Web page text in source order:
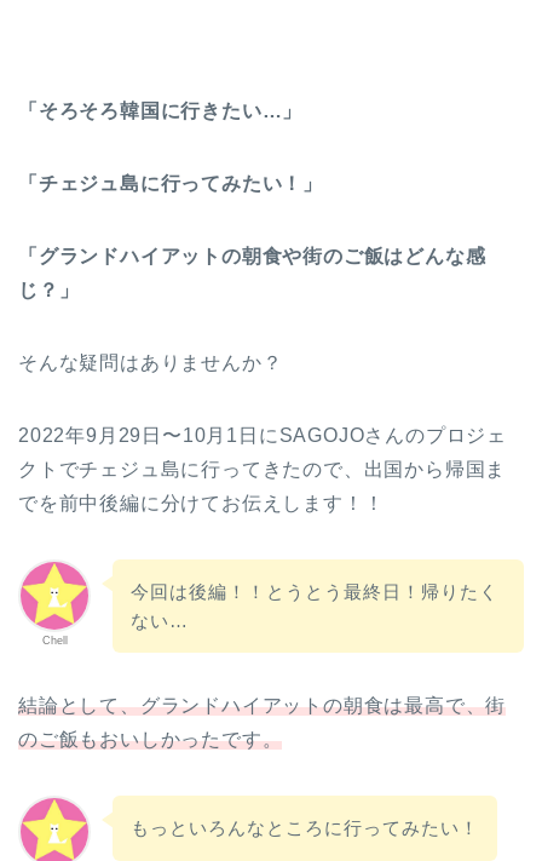
「そろそろ韓国に行きたい…」
「チェジュ島に行ってみたい！」
「グランドハイアットの朝食や街のご飯はどんな感
じ？」
そんな疑問はありませんか？
2022年9月29日〜10月1日にSAGOJOさんのプロジェ
クトでチェジュ島に行ってきたので、出国から帰国ま
でを前中後編に分けてお伝えします！！
Chell
今回は後編！！とうとう最終日！帰りたく
ない…
結論として、グランドハイアットの朝食は最高で、街
のご飯もおいしかったです。
もっといろんなところに行ってみたい！